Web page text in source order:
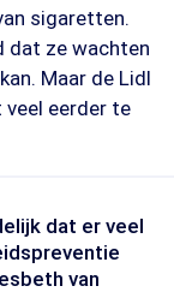
sigaretten.
dat ze wachten
Maar de Lidl
eerder te
dat er veel
van